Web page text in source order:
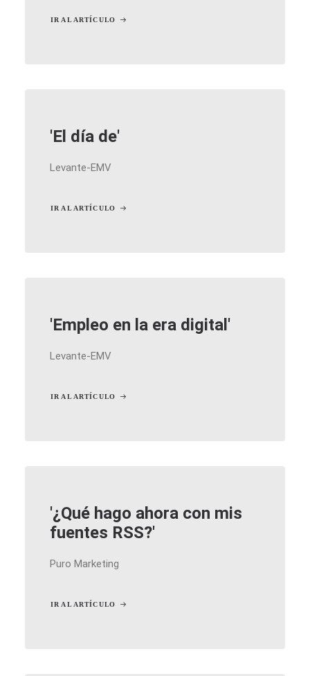
'El día de'
Levante-EMV
IR AL ARTÍCULO
IR AL ARTÍCULO
'Empleo en la era digital'
Levante-EMV
IR AL ARTÍCULO
'¿Qué hago ahora con mis
fuentes RSS?'
Puro Marketing
IR AL ARTÍCULO